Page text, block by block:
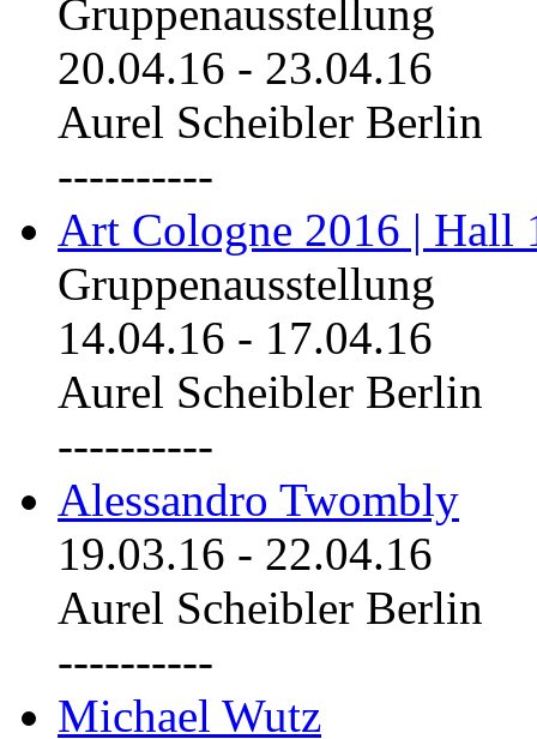
Gruppenausstellung
20.04.16 - 23.04.16
Aurel Scheibler Berlin
----------
Art Cologne 2016 | Hall
Gruppenausstellung
14.04.16 - 17.04.16
Aurel Scheibler Berlin
----------
Alessandro Twombly
19.03.16 - 22.04.16
Aurel Scheibler Berlin
----------
Michael Wutz